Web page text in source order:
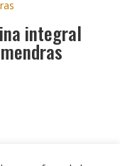
integral